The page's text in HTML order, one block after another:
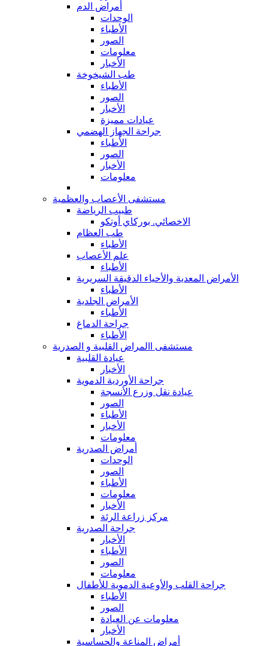
أمراض الدم
الوحدات
الأطباء
الصور
معلومات
الأخبار
طب الشيخوخة
الأطباء
الصور
الأخبار
عيادات مميزة
جراحة الجهاز الهضمي
الأطباء
الصور
الأخبار
معلومات
مستشفى الأعصاب والعظمية
طبيب الرياضة
الاخصائي. بوركاي أوتكو
طب العظام
الأطباء
علم الأعصاب
الأطباء
الأمراض المعدية والأحياء الدقيقة السريرية
الأطباء
الأمراض الجلدية
الأطباء
جراحة الدماغ
الأطباء
مستشفى االمراض القلبية و الصدرية
عيادة القلبية
الأخبار
جراحة الأوردية الدموية
عيادة نقل وزرع الأنسجة
الصور
الأطباء
الأخبار
معلومات
أمراض الصدرية
الوحدات
الصور
الأطباء
معلومات
الأخبار
مركز زراعة الرئة
جراحة الصدرية
الأخبار
الأطباء
الصور
معلومات
جراحة القلب والأوعية الدموية للأطفال
الأطباء
الصور
معلومات عن العيادة
الأخبار
أمراض المناعة والحساسية